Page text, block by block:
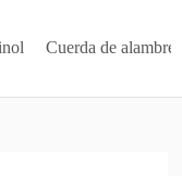
Cuerda de alambre